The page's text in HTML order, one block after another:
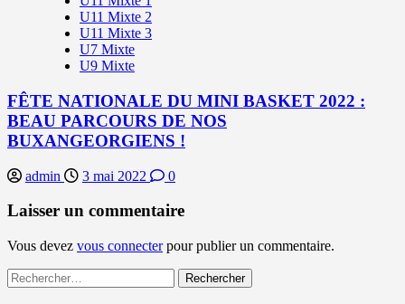
U11 Mixte 2
U11 Mixte 3
U7 Mixte
U9 Mixte
FÊTE NATIONALE DU MINI BASKET 2022 :
BEAU PARCOURS DE NOS
BUXANGEORGIENS !
admin 3 mai 2022 0
Laisser un commentaire
Vous devez vous connecterpour publier un commentaire.
Rechercher :